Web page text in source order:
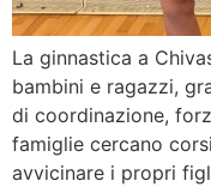
La ginnastica a
bambini e ragazzi,
di coordinazione,
famiglie cercano
avvicinare i propri